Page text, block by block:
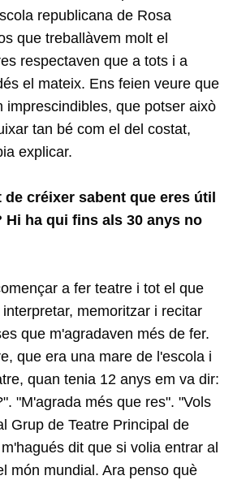
republicana de Rosa
que treballàvem molt el
respectaven que a tots i a
el mateix. Ens feien veure que
imprescindibles, que potser això
tan bé com el del costat,
explicar.
créixer sabent que eres útil
Hi ha qui fins als 30 anys no
a fer teatre i tot el que
memoritzar i recitar
que m'agradaven més de fer.
que era una mare de l'escola i
quan tenia 12 anys em va dir:
"M'agrada més que res". "Vols
Grup de Teatre Principal de
dit que si volia entrar al
món mundial. Ara penso què